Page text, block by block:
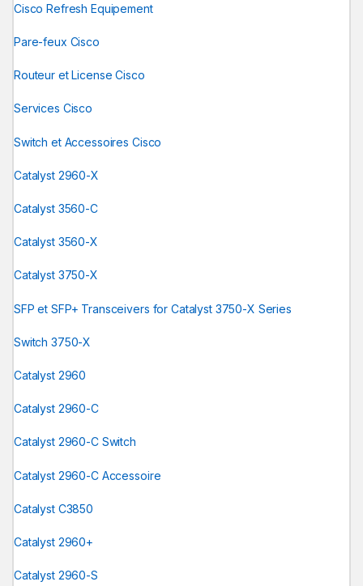
Cisco Refresh Equipement
Pare-feux Cisco
Routeur et License Cisco
Services Cisco
Switch et Accessoires Cisco
Catalyst 2960-X
Catalyst 3560-C
Catalyst 3560-X
Catalyst 3750-X
SFP et SFP+ Transceivers for Catalyst 3750-X Series
Switch 3750-X
Catalyst 2960
Catalyst 2960-C
Catalyst 2960-C Switch
Catalyst 2960-C Accessoire
Catalyst C3850
Catalyst 2960+
Catalyst 2960-S